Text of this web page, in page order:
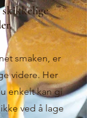
smaken, er
videre. Her
enkelt kan gi
ved å lage